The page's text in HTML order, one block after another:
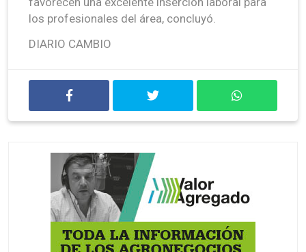
los profesionales del área, concluyó.
DIARIO CAMBIO